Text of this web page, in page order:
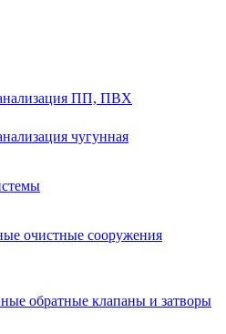
ПП, ПВХ
чугунная
очистные сооружения
обратные клапаны и затворы